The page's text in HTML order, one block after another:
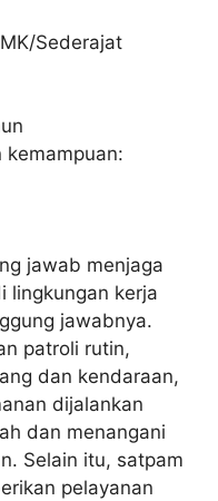
Sederajat
kemampuan:
jawab menjaga
lingkungan kerja
jawabnya.
patroli rutin,
dan kendaraan,
dijalankan
dan menangani
Selain itu, satpam
pelayanan